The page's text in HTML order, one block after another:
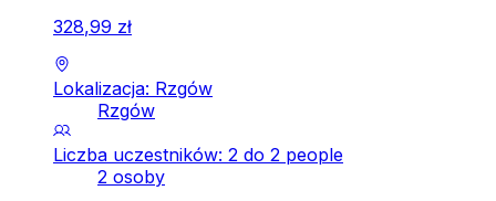
328,99 zł
Lokalizacja: Rzgów
Rzgów
Liczba uczestników: 2 do 2 people
2 osoby